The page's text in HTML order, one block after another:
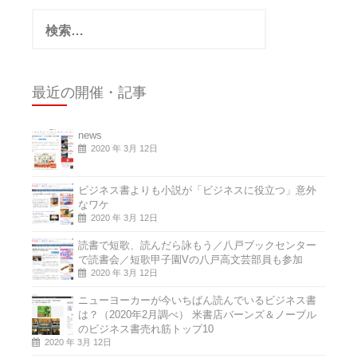
索:
最近の開催・記事
news
2020 年 3月 12日
ビジネス書よりも小説が「ビジネスに役立つ」意外
なワケ
2020 年 3月 12日
読書で短歌、読んだら詠もう／八戸ブックセンター
で読書会／短歌甲子園Vの八戸高文芸部員も参加
2020 年 3月 12日
ニューヨーカーが今いちばん読んでいるビジネス書
は？（2020年2月調べ） 米書店バーンズ＆ノーブル
のビジネス書売れ筋トップ10
2020 年 3月 12日